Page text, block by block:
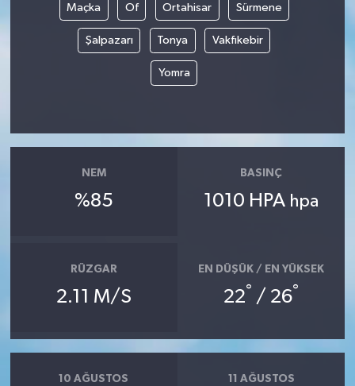
Maçka Of Ortahisar Sürmene
Şalpazarı Tonya Vakfıkebir
Yomra
NEM
%85
BASINÇ
1010 HPA hpa
RÜZGAR
2.11 M/S
EN DÜŞÜK / EN YÜKSEK
22° / 26°
10 AĞUSTOS 11 AĞUSTOS